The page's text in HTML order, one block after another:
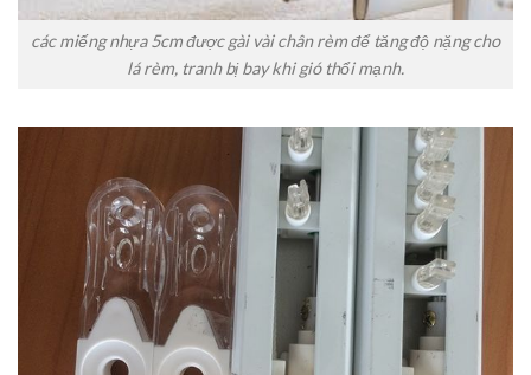
các miếng nhựa 5cm được gài vài chân rèm để tăng độ nặng cho
lá rèm, tranh bị bay khi gió thổi mạnh.